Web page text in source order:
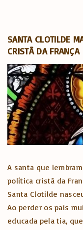
SANTA CLOTILDE
CRISTÃ DA FRANÇA
A santa que
política cristã da
Santa Clotilde
Ao perder os pais
educada pela tia,